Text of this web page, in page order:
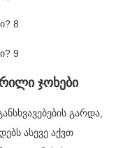
ჯოხები
გარდა,
ასევე აქვთ